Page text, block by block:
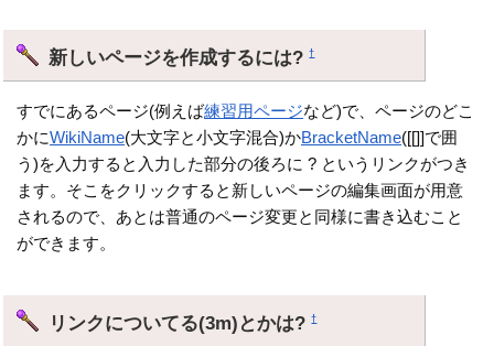
新しいページを作成するには?†
すでにあるページ(例えば練習用ページなど)で、ページのどこ
かにWikiName(大文字と小文字混合)かBracketName([[]]で囲
う)を入力すると入力した部分の後ろに ? というリンクがつき
ます。そこをクリックすると新しいページの編集画面が用意
されるので、あとは普通のページ変更と同様に書き込むこと
ができます。
リンクについてる(3m)とかは?†